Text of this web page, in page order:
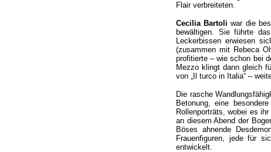
Flair verbreiteten.
Cecilia Bartoliwar die
bewältigen. Sie führte
Leckerbissen erwiesen
(zusammen mit Rebeca
profitierte – wie schon bei
Mezzo klingt dann gleich
von „Il turco in Italia“ –
Die rasche
Betonung, eine
Rollenporträts, wobei es
an diesem Abend der
Böses ahnende
Frauenfiguren, jede für
entwickelt.